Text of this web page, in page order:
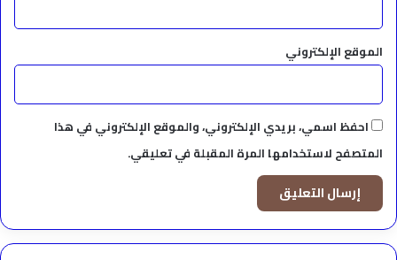
الموقع الإلكتروني
احفظ اسمي، بريدي الإلكتروني، والموقع الإلكتروني في هذا
المتصفح لاستخدامها المرة المقبلة في تعليقي.